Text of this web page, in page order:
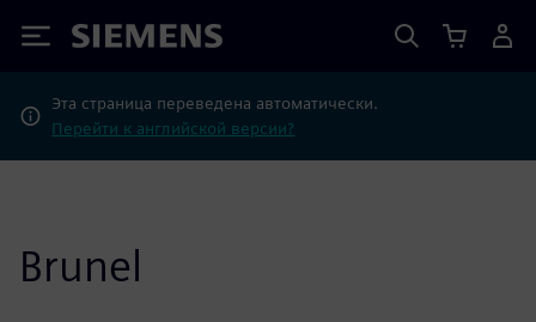
Siemens
Эта страница переведена автоматически.
Перейти к английской версии?
Brunel